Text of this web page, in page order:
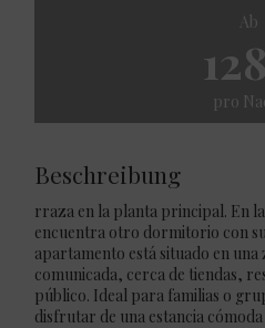
Ab
pro
Beschreibung
rraza en la planta principal. En
encuentra otro dormitorio con
apartamento está situado en una
comunicada, cerca de tiendas,
público. Ideal para familias o
disfrutar de una estancia